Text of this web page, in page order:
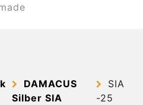
DAMACUS
Silber SIA
SIA
-25